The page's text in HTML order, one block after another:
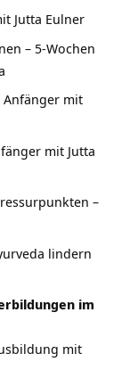
Jutta Eulner
– 5-Wochen
mit
mit Jutta
–
lindern
im
mit